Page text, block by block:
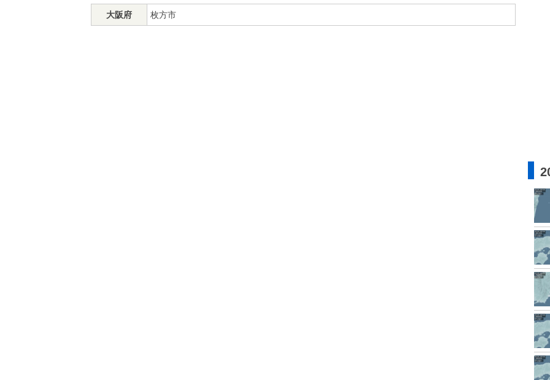
大阪府 枚方市